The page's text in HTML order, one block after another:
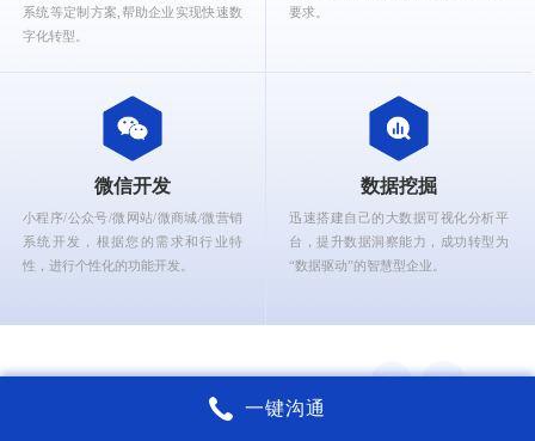
系统等定制方案,帮助企业实现快速数
字化转型。
要求。
微信开发
小程序/公众号/微网站/微商城/微营销
系统开发，根据您的需求和行业特
性，进行个性化的功能开发。
数据挖掘
迅速搭建自己的大数据可视化分析平
台，提升数据洞察能力，成功转型为
“数据驱动”的智慧型企业。
锐智互动核心能力
一键沟通